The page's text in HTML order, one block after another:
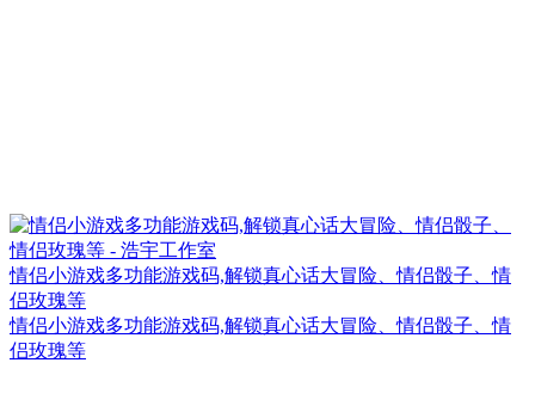
情侣小游戏多功能游戏码,解锁真心话大冒险、情侣骰子、情
侣玫瑰等
情侣小游戏多功能游戏码,解锁真心话大冒险、情侣骰子、情
侣玫瑰等